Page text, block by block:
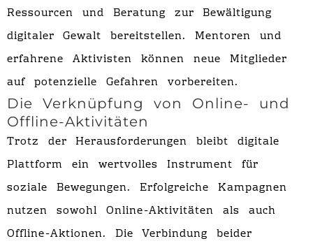
Ressourcen und Beratung zur Bewältigung
digitaler Gewalt bereitstellen. Mentoren und
erfahrene Aktivisten können neue Mitglieder
auf potenzielle Gefahren vorbereiten.
Die Verknüpfung von Online- und
Offline-Aktivitäten
Trotz der Herausforderungen bleibt digitale
Plattform ein wertvolles Instrument für
soziale Bewegungen. Erfolgreiche Kampagnen
nutzen sowohl Online-Aktivitäten als auch
Offline-Aktionen. Die Verbindung beider